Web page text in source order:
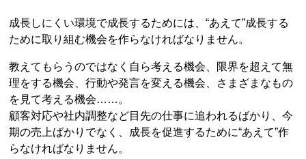
成長しにくい環境で成長するためには、“あえて”成長する
ために取り組む機会を作らなければなりません。
教えてもらうのではなく自ら考える機会、限界を超えて無
理をする機会、行動や発言を変える機会、さまざまなもの
を見て考える機会……。
顧客対応や社内調整など目先の仕事に追われるばかり、今
期の売上ばかりでなく、成長を促進するために“あえて”作
らなければなりません。